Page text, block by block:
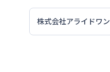
株式会社アライドワン